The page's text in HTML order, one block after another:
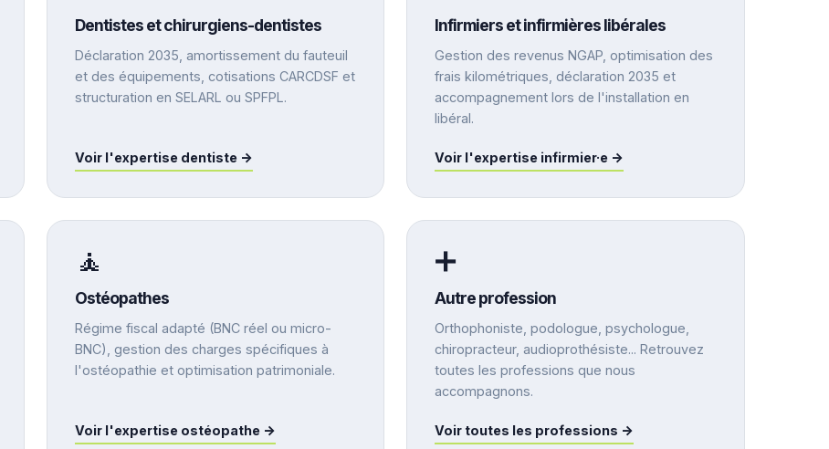
Dentistes et chirurgiens-dentistes
Déclaration 2035, amortissement du fauteuil
et des équipements, cotisations CARCDSF et
structuration en SELARL ou SPFPL.
Voir l'expertise dentiste →
Infirmiers et infirmières libérales
Gestion des revenus NGAP, optimisation des
frais kilométriques, déclaration 2035 et
accompagnement lors de l'installation en
libéral.
Voir l'expertise infirmier·e →
🧘
Ostéopathes
Régime fiscal adapté (BNC réel ou micro-
BNC), gestion des charges spécifiques à
l'ostéopathie et optimisation patrimoniale.
Voir l'expertise ostéopathe →
➕
Autre profession
Orthophoniste, podologue, psychologue,
chiropracteur, audioprothésiste... Retrouvez
toutes les professions que nous
accompagnons.
Voir toutes les professions →